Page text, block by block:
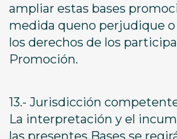
ampliar estas bases
medida queno perjudique
los derechos de los
Promoción.
13.- Jurisdicción
La interpretación y el